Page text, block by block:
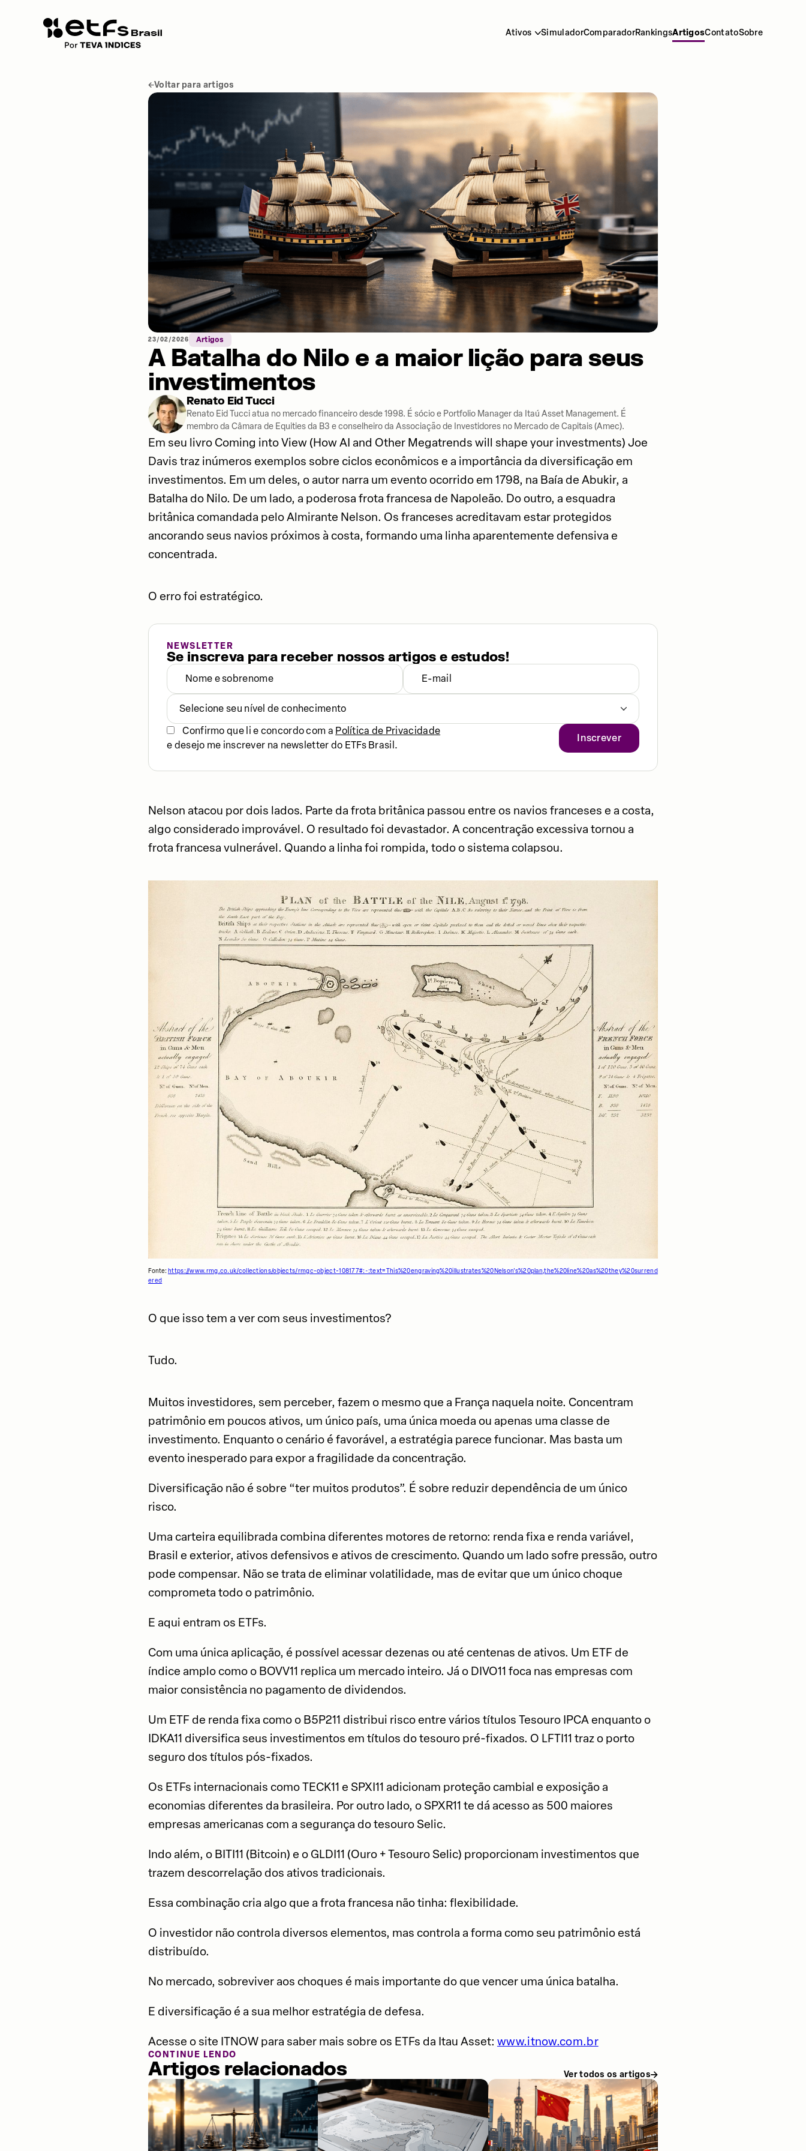
Ativos SimuladorComparadorRankingsArtigosContatoSobre
Voltar para artigos
23/02/2026 Artigos
A Batalha do Nilo e a maior lição para seus
investimentos
Renato Eid Tucci
Renato Eid Tucci atua no mercado financeiro desde 1998. É sócio e Portfolio Manager da Itaú Asset Management. É
membro da Câmara de Equities da B3 e conselheiro da Associação de Investidores no Mercado de Capitais (Amec).
Em seu livro Coming into View (How AI and Other Megatrends will shape your investments) Joe
Davis traz inúmeros exemplos sobre ciclos econômicos e a importância da diversificação em
investimentos. Em um deles, o autor narra um evento ocorrido em 1798, na Baía de Abukir, a
Batalha do Nilo. De um lado, a poderosa frota francesa de Napoleão. Do outro, a esquadra
britânica comandada pelo Almirante Nelson. Os franceses acreditavam estar protegidos
ancorando seus navios próximos à costa, formando uma linha aparentemente defensiva e
concentrada.
O erro foi estratégico.
NEWSLETTER
Se inscreva para receber nossos artigos e estudos!
Selecione seu nível de conhecimento
Confirmo que li e concordo com a Política de Privacidade
e desejo me inscrever na newsletter do ETFs Brasil.
Inscrever
Nelson atacou por dois lados. Parte da frota britânica passou entre os navios franceses e a costa,
algo considerado improvável. O resultado foi devastador. A concentração excessiva tornou a
frota francesa vulnerável. Quando a linha foi rompida, todo o sistema colapsou.
Fonte: https://www.rmg.co.uk/collections/objects/rmgc-object-108177#:~:text=This%20engraving%20illustrates%20Nelson's%20plan,the%20line%20as%20they%20surrend
ered
O que isso tem a ver com seus investimentos?
Tudo.
Muitos investidores, sem perceber, fazem o mesmo que a França naquela noite. Concentram
patrimônio em poucos ativos, um único país, uma única moeda ou apenas uma classe de
investimento. Enquanto o cenário é favorável, a estratégia parece funcionar. Mas basta um
evento inesperado para expor a fragilidade da concentração.
Diversificação não é sobre “ter muitos produtos”. É sobre reduzir dependência de um único
risco.
Uma carteira equilibrada combina diferentes motores de retorno: renda fixa e renda variável,
Brasil e exterior, ativos defensivos e ativos de crescimento. Quando um lado sofre pressão, outro
pode compensar. Não se trata de eliminar volatilidade, mas de evitar que um único choque
comprometa todo o patrimônio.
E aqui entram os ETFs.
Com uma única aplicação, é possível acessar dezenas ou até centenas de ativos. Um ETF de
índice amplo como o BOVV11 replica um mercado inteiro. Já o DIVO11 foca nas empresas com
maior consistência no pagamento de dividendos.
Um ETF de renda fixa como o B5P211 distribui risco entre vários títulos Tesouro IPCA enquanto o
IDKA11 diversifica seus investimentos em títulos do tesouro pré-fixados. O LFTI11 traz o porto
seguro dos títulos pós-fixados.
Os ETFs internacionais como TECK11 e SPXI11 adicionam proteção cambial e exposição a
economias diferentes da brasileira. Por outro lado, o SPXR11 te dá acesso as 500 maiores
empresas americanas com a segurança do tesouro Selic.
Indo além, o BITI11 (Bitcoin) e o GLDI11 (Ouro + Tesouro Selic) proporcionam investimentos que
trazem descorrelação dos ativos tradicionais.
Essa combinação cria algo que a frota francesa não tinha: flexibilidade.
O investidor não controla diversos elementos, mas controla a forma como seu patrimônio está
distribuído.
No mercado, sobreviver aos choques é mais importante do que vencer uma única batalha.
E diversificação é a sua melhor estratégia de defesa.
Acesse o site ITNOW para saber mais sobre os ETFs da Itau Asset: www.itnow.com.br
CONTINUE LENDO
Artigos relacionados Ver todos os artigos